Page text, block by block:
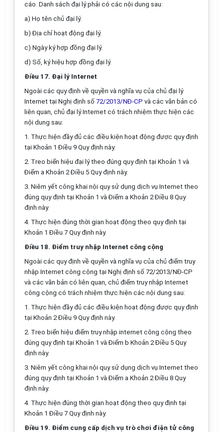
cáo. Danh sách đại lýphải có các nội dung sau:
a) Họ tên chủ đại lý.
b)Địa chỉ hoạt động đại lý.
c) Ngàyký hợp đồng đại lý.
d) Số, ký hiệu hợp đồng đại lý.
Điều 17. Đại lý Internet
Ngoài các quy định về quyền và nghĩa vụ của chủ đại lý
Internet tại Nghị định số 72/2013/NĐ-CP và các văn bản có
liên quan, chủ đại lýInternet có trách nhiệm thực hiện các
nội dung sau:
1. Thực hiện đầy đủ các điều kiện hoạt động được quy định
tại Khoản 1 Điều 9 Quy định này.
2. Treo biển hiệu đại lý theo đúng quy định tại Khoản 1 và
Điểm a Khoản 2 Điều 5 Quy định này.
3. Niêm yết công khai nội quy sử dụng dịch vụ Internet theo
đúng quy định tại Khoản 1 và Điểm a Khoản 2 Điều 8 Quy
định này.
4. Thực hiện đúng thời gian hoạt động theo quy định tại
Khoản 1Điều 7 Quy định này.
Điều 18. Điểm truy nhập Internet công cộng
Ngoài các quy định về quyền và nghĩa vụ của chủ điểm truy
nhập Internet công cộng tại Nghị định số 72/201 3/NĐ-CP
và các văn bản có liên quan, chủ điểm truy nhập Internet
công cộng có trách nhiệm thực hiện các nội dung sau:
1. Thực hiện đầy đủ các điều kiện hoạt động được quy định
tại Khoản 2 Điều 9 Quy định này.
2. Treo biển hiệu điểm truy nhập internet công cộng theo
đúng quy định tại Khoản 1 và Điểm b Khoản 2 Điều 5 Quy
định này.
3. Niêm yết công khai nội quy sử dụng dịch vụ Internet theo
đúng quy định tại Khoản 1 vàĐiểm a Khoản 2 Điều 8 Quy
định này.
4. Thực hiện đúng thời gian hoạt động theo quy định tại
Khoản 1Điều 7 Quy định này.
Điều 19. Điểm cung cấp dịch vụ trò chơi điện tử công